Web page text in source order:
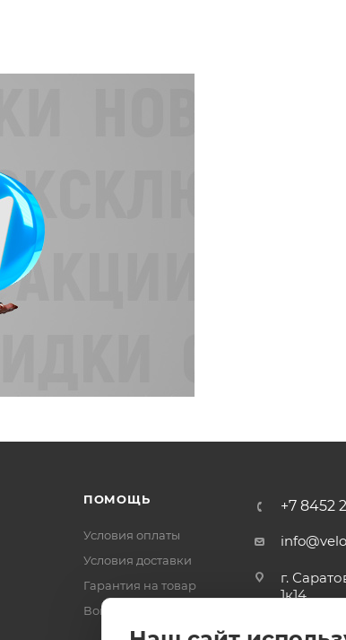
ПОМОЩЬ
Условия оплаты
Условия доставки
Гарантия на товар
Вопрос-ответ
+7 8452
г.
1к14